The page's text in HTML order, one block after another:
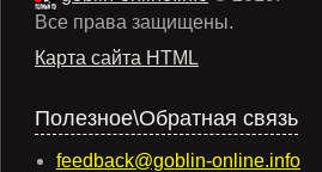
Все права защищены.
Карта сайта HTML
Полезное\Обратная связь
feedback@goblin-online.info